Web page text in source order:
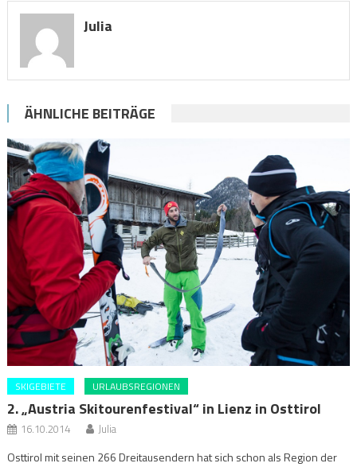
Julia
ÄHNLICHE BEITRÄGE
SKIGEBIETE URLAUBSREGIONEN
2. „Austria Skitourenfestival“ in Lienz in Osttirol
16.10.2014 Julia
Osttirol mit seinen 266 Dreitausendern hat sich schon als Region der